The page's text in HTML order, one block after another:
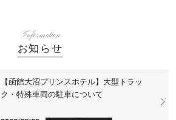
Information
お知らせ
【函館大沼プリンスホテル】大型トラッ
ク・特殊車両の駐車について